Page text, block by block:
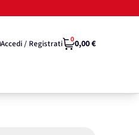
Accedi / Registrati 00,00 €